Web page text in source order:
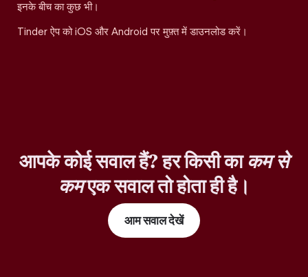
इनके बीच का कुछ भी।
Tinder ऐप को iOS और Android पर मुफ़्त में डाउनलोड करें।
आपके कोई सवाल हैं? हर किसी काकम से
कमएक सवाल तो होता ही है।
आम सवाल देखें